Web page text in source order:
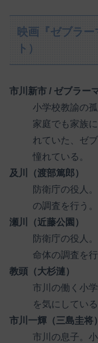
映画『ゼブラ
ト）
市川新市 / ゼブラー
小学校教諭の
家庭でも家族
れていた、ゼ
憧れている。
及川（渡部篤郎）
防衛庁の役人
の調査を行う。
瀬川（近藤公園）
防衛庁の役人
命体の調査を行
教頭（大杉漣）
市川の働く小
を気にしている
市川一輝（三島圭将）
市川の息子。